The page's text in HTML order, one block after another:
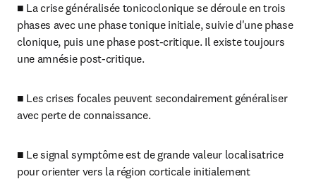
■ La crise généralisée tonicoclonique se déroule en trois
phases avec une phase tonique initiale, suivie d'une phase
clonique, puis une phase post-critique. Il existe toujours
une amnésie post-critique.
■ Les crises focales peuvent secondairement généraliser
avec perte de connaissance.
■ Le signal symptôme est de grande valeur localisatrice
pour orienter vers la région corticale initialement